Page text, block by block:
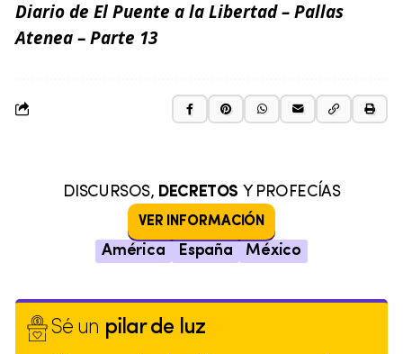
Diario de El Puente a la Libertad –Pallas
Atenea–Parte 13
DISCURSOS, DECRETOS Y PROFECÍAS
VER INFORMACIÓN
América España México
Sé un pilar de luz